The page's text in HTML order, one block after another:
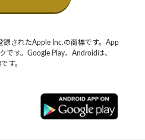
録されたApple Inc.の商標です。App
です。Google Play、Androidは、
す。